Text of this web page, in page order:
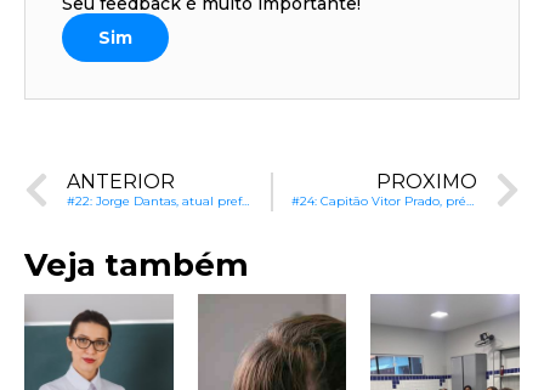
Sim
ANTERIOR
#22: Jorge Dantas, atual prefeito e pré-candidato à reeleição em Pão de Açúcar (AL): Gestão da educação básica e fundamental
PRÓXIMO
Veja também